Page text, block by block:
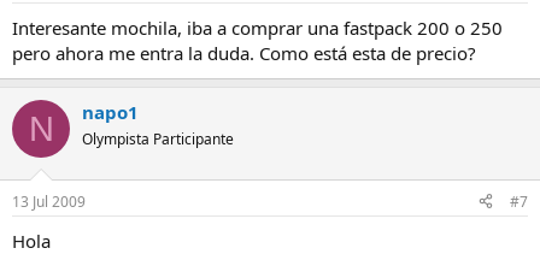
Interesante mochila, iba a comprar una fastpack 200 o 250
pero ahora me entra la duda. Como está esta de precio?
N napo1
Olympista Participante
13 Jul 2009 #7
Hola